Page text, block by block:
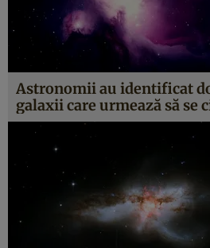
Astronomii au identificat
galaxii care urmează să se